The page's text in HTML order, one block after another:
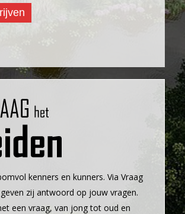
kenners en kunners. Via Vraag
zij antwoord op jouw vragen.
een vraag, van jong tot oud en